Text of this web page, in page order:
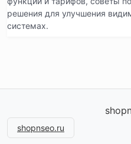
решения для улучшения
системах.
shopnseo.ru